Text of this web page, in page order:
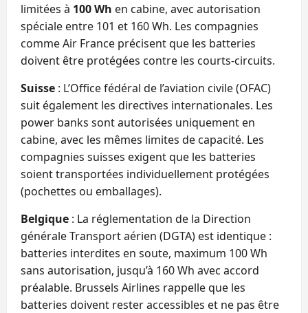
limitées à 100 Wh en cabine, avec autorisation
spéciale entre 101 et 160 Wh. Les compagnies
comme Air France précisent que les batteries
doivent être protégées contre les courts-circuits.
Suisse : L’Office fédéral de l’aviation civile (OFAC)
suit également les directives internationales. Les
power banks sont autorisées uniquement en
cabine, avec les mêmes limites de capacité. Les
compagnies suisses exigent que les batteries
soient transportées individuellement protégées
(pochettes ou emballages).
Belgique : La réglementation de la Direction
générale Transport aérien (DGTA) est identique :
batteries interdites en soute, maximum 100 Wh
sans autorisation, jusqu’à 160 Wh avec accord
préalable. Brussels Airlines rappelle que les
batteries doivent rester accessibles et ne pas être